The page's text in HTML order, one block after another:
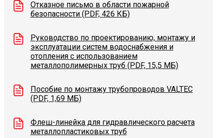
Отказное письмо в области пожарной
безопасности (PDF, 426 КБ)
Руководство по проектированию, монтажу и
эксплуатации систем водоснабжения и
отопления с использованием
металлополимерных труб (PDF, 15,5 МБ)
Пособие по монтажу трубопроводов VALTEC
(PDF, 1,69 МБ)
Флеш-линейка для гидравлического расчета
металлопластиковых труб